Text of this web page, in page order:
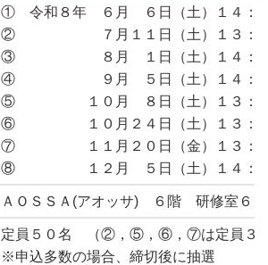
① 令和８年 ６月 ６日（土）１４：０
② ７月１１日（土）１３：２０
③ ８月 １日（土）１４：００
④ ９月 ５日（土）１４：００
⑤ １０月 ８日（土）１３：００
⑥ １０月２４日（土）１３：３
⑦ １１月２０日（金）１３：０
⑧ １２月 ５日（土）１４：００
ＡＯＳＳＡ(アオッサ) ６階 研修室６
定員５０名 （②，⑤，⑥，⑦は定員３
※申込多数の場合、締切後に抽選